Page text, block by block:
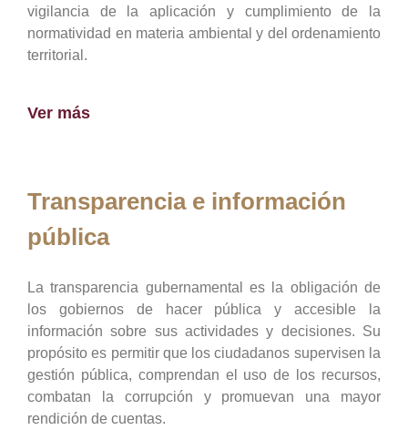
vigilancia de la aplicación y cumplimiento de la
normatividad en materia ambiental y del ordenamiento
territorial.
Ver más
Transparencia e información
pública
La transparencia gubernamental es la obligación de
los gobiernos de hacer pública y accesible la
información sobre sus actividades y decisiones. Su
propósito es permitir que los ciudadanos supervisen la
gestión pública, comprendan el uso de los recursos,
combatan la corrupción y promuevan una mayor
rendición de cuentas.